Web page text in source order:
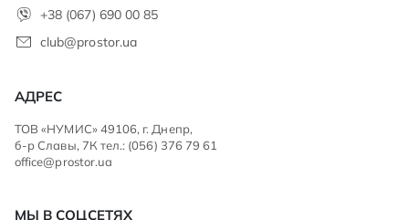
+38 (067) 690 00 85
club@prostor.ua
АДРЕС
ТОВ «НУМИС» 49106, г. Днепр,
б-р Славы, 7К тел.: (056) 376 79 61
office@prostor.ua
МЫ В СОЦСЕТЯХ